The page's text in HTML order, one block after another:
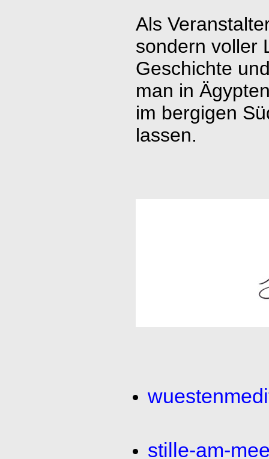
Als
sondern voller
Geschichte
man in
im bergigen
lassen.
stille-am-